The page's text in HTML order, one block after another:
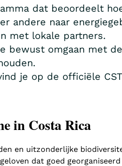
dat beoordeelt
andere naar
met lokale partners.
bewust omgaan met
je op de officiële
in Costa Rica
en uitzonderlijke
dat goed